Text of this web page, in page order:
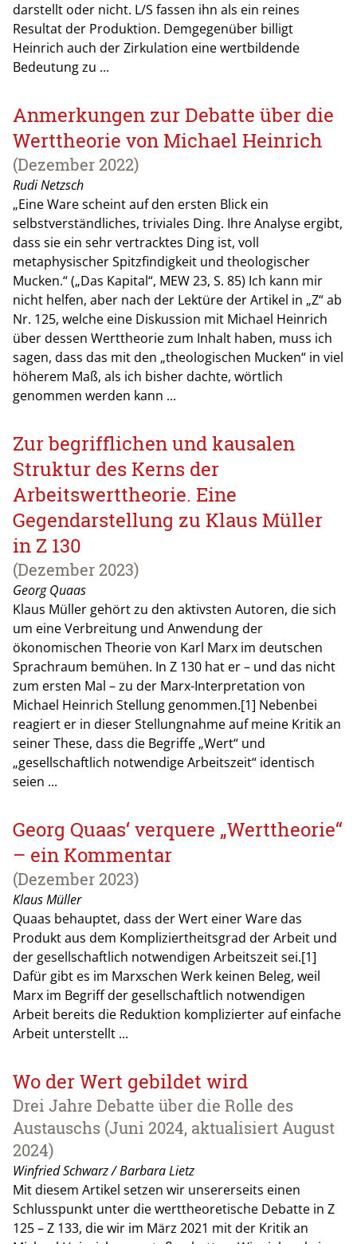
darstellt oder nicht. L/S fassen ihn als ein reines
Resultat der Produktion. Demgegenüber billigt
Heinrich auch der Zirkulation eine wertbildende
Bedeutung zu ...
Anmerkungen zur Debatte über die
Werttheorie von Michael Heinrich
(Dezember 2022)
Rudi Netzsch
„Eine Ware scheint auf den ersten Blick ein
selbstverständliches, triviales Ding. Ihre Analyse ergibt,
dass sie ein sehr vertracktes Ding ist, voll
metaphysischer Spitzfindigkeit und theologischer
Mucken.“ („Das Kapital“, MEW 23, S. 85) Ich kann mir
nicht helfen, aber nach der Lektüre der Artikel in „Z“ ab
Nr. 125, welche eine Diskussion mit Michael Heinrich
über dessen Werttheorie zum Inhalt haben, muss ich
sagen, dass das mit den „theologischen Mucken“ in viel
höherem Maß, als ich bisher dachte, wörtlich
genommen werden kann ...
Zur begrifflichen und kausalen
Struktur des Kerns der
Arbeitswerttheorie. Eine
Gegendarstellung zu Klaus Müller
in Z 130
(Dezember 2023)
Georg Quaas
Klaus Müller gehört zu den aktivsten Autoren, die sich
um eine Verbreitung und Anwendung der
ökonomischen Theorie von Karl Marx im deutschen
Sprachraum bemühen. In Z 130 hat er – und das nicht
zum ersten Mal – zu der Marx-Interpretation von
Michael Heinrich Stellung genommen.[1] Nebenbei
reagiert er in dieser Stellungnahme auf meine Kritik an
seiner These, dass die Begriffe „Wert“ und
„gesellschaftlich notwendige Arbeitszeit“ identisch
seien ...
Georg Quaas‘ verquere „Werttheorie“
– ein Kommentar
(Dezember 2023)
Klaus Müller
Quaas behauptet, dass der Wert einer Ware das
Produkt aus dem Kompliziertheitsgrad der Arbeit und
der gesellschaftlich notwendigen Arbeitszeit sei.[1]
Dafür gibt es im Marxschen Werk keinen Beleg, weil
Marx im Begriff der gesellschaftlich notwendigen
Arbeit bereits die Reduktion komplizierter auf einfache
Arbeit unterstellt ...
Wo der Wert gebildet wird
Drei Jahre Debatte über die Rolle des
Austauschs (Juni 2024, aktualisiert August
2024)
Winfried Schwarz / Barbara Lietz
Mit diesem Artikel setzen wir unsererseits einen
Schlusspunkt unter die werttheoretische Debatte in Z
125 – Z 133, die wir im März 2021 mit der Kritik an